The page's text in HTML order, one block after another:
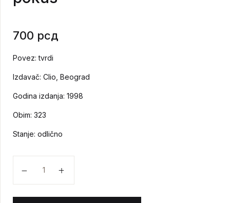
700 рсд
Povez: tvrdi
Izdavač: Clio, Beograd
Godina izdanja: 1998
Obim: 323
Stanje: odlično